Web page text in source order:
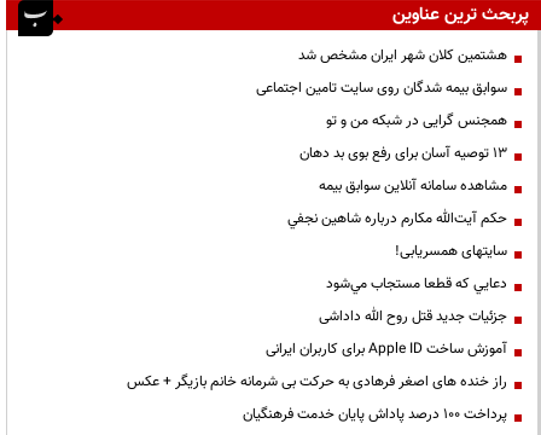
پربحث ترین عناوین
هشتمین کلان شهر ایران مشخص شد
سوابق بیمه شدگان روی سایت تامین اجتماعی
همجنس گرایی در شبکه من و تو
13 توصیه آسان برای رفع بوی بد دهان
مشاهده سامانه آنلاين سوابق بیمه
حكم آيت‌الله مكارم درباره شاهين نجفي
سایتهای همسریابی!
دعايي كه قطعا مستجاب مي‌شود
جزئیات جدید قتل روح الله داداشی
آموزش ساخت Apple ID برای کاربران ایرانی
راز خنده های اصغر فرهادی به حرکت بی شرمانه خانم بازیگر + عکس
پرداخت ۱۰۰ درصد پاداش پایان خدمت فرهنگیان